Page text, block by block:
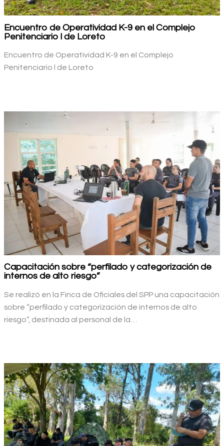
Encuentro de Operatividad K-9 en el Complejo
Penitenciario l de Loreto
Encuentro de Operatividad K-9 en el Complejo
Penitenciario l de Loreto
Capacitación sobre “perfilado y categorización de
internos de alto riesgo”
Se realizó en la Finca de Oficiales del SPP una capacitación
sobre “perfilado y categorización de internos de alto
riesgo”, destinada al personal de la…